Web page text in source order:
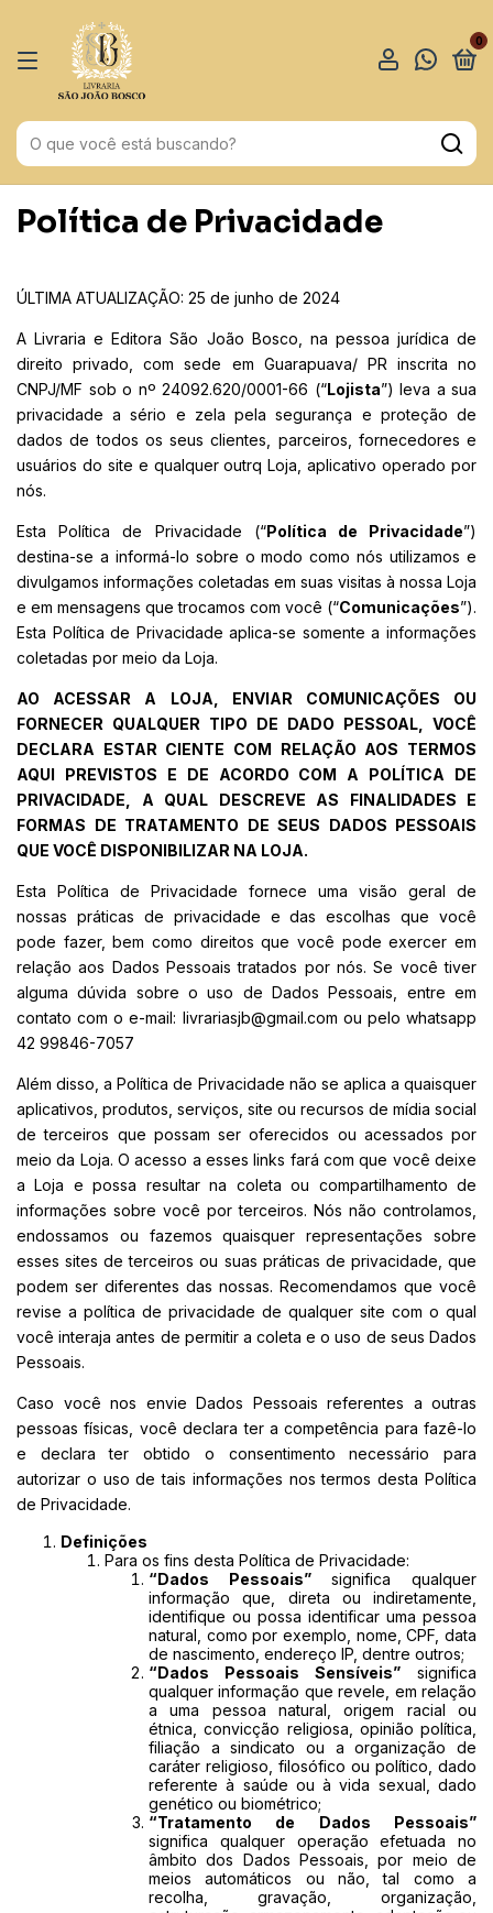
0
Política de Privacidade
ÚLTIMA ATUALIZAÇÃO: 25 de junho de 2024
A Livraria e Editora São João Bosco, na pessoa jurídica de
direito privado, com sede em Guarapuava/ PR inscrita no
CNPJ/MF sob o nº 24092.620/0001-66 (“Lojista”) leva a sua
privacidade a sério e zela pela segurança e proteção de
dados de todos os seus clientes, parceiros, fornecedores e
usuários do site e qualquer outrq Loja, aplicativo operado por
nós.
Esta Política de Privacidade (“Política de Privacidade”)
destina-se a informá-lo sobre o modo como nós utilizamos e
divulgamos informações coletadas em suas visitas à nossa Loja
e em mensagens que trocamos com você (“Comunicações”).
Esta Política de Privacidade aplica-se somente a informações
coletadas por meio da Loja.
AO ACESSAR A LOJA, ENVIAR COMUNICAÇÕES OU
FORNECER QUALQUER TIPO DE DADO PESSOAL, VOCÊ
DECLARA ESTAR CIENTE COM RELAÇÃO AOS TERMOS
AQUI PREVISTOS E DE ACORDO COM A POLÍTICA DE
PRIVACIDADE, A QUAL DESCREVE AS FINALIDADES E
FORMAS DE TRATAMENTO DE SEUS DADOS PESSOAIS
QUE VOCÊ DISPONIBILIZAR NA LOJA.
Esta Política de Privacidade fornece uma visão geral de
nossas práticas de privacidade e das escolhas que você
pode fazer, bem como direitos que você pode exercer em
relação aos Dados Pessoais tratados por nós. Se você tiver
alguma dúvida sobre o uso de Dados Pessoais, entre em
contato com o e-mail: livrariasjb@gmail.com ou pelo whatsapp
42 99846-7057
Além disso, a Política de Privacidade não se aplica a quaisquer
aplicativos, produtos, serviços, site ou recursos de mídia social
de terceiros que possam ser oferecidos ou acessados por
meio da Loja. O acesso a esses links fará com que você deixe
a Loja e possa resultar na coleta ou compartilhamento de
informações sobre você por terceiros. Nós não controlamos,
endossamos ou fazemos quaisquer representações sobre
esses sites de terceiros ou suas práticas de privacidade, que
podem ser diferentes das nossas. Recomendamos que você
revise a política de privacidade de qualquer site com o qual
você interaja antes de permitir a coleta e o uso de seus Dados
Pessoais.
Caso você nos envie Dados Pessoais referentes a outras
pessoas físicas, você declara ter a competência para fazê-lo
e declara ter obtido o consentimento necessário para
autorizar o uso de tais informações nos termos desta Política
de Privacidade.
Definições
Para os fins desta Política de Privacidade:
“Dados Pessoais”significa qualquer
informação que, direta ou indiretamente,
identifique ou possa identificar uma pessoa
natural, como por exemplo, nome, CPF, data
de nascimento, endereço IP, dentre outros;
“Dados Pessoais Sensíveis” significa
qualquer informação que revele, em relação
a uma pessoa natural, origem racial ou
étnica, convicção religiosa, opinião política,
filiação a sindicato ou a organização de
caráter religioso, filosófico ou político, dado
referente à saúde ou à vida sexual, dado
genético ou biométrico;
“Tratamento de Dados Pessoais”
significa qualquer operação efetuada no
âmbito dos Dados Pessoais, por meio de
meios automáticos ou não, tal como a
recolha, gravação, organização,